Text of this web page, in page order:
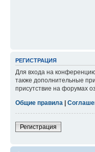
РЕГИСТРАЦИЯ
Для входа на
также дополнительные
присутствие на форумах
Общие правила
Регистрация